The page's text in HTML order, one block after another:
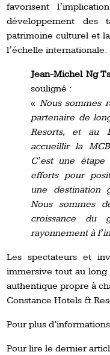
favorisent
développement
patrimoine culturel et
lʼéchelle internationale.
Jean-Michel Ng
souligné :
« Nous sommes
partenaire de
Resorts, et au
accueillir la
Cʼest une
efforts pour
une destination
Nous sommes
croissance
rayonnement à
Les spectateurs et
immersive tout au long
authentique propre à
Constance Hotels &
Pour plus
Pour lire le dernier